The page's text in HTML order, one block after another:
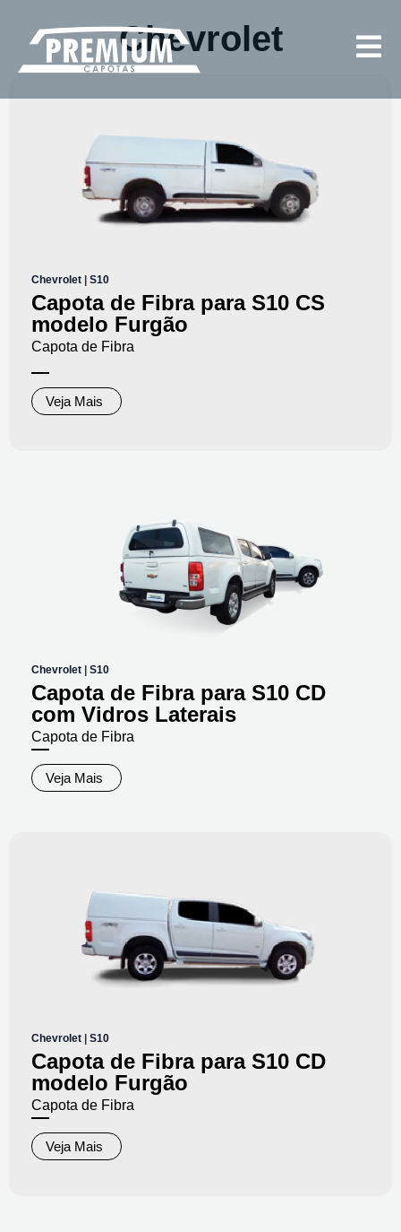
Chevrolet
Chevrolet S10
Capota de Fibra para S10 CS
modelo Furgão
Capota de Fibra
Veja Mais
Chevrolet S10
Capota de Fibra para S10 CD
com Vidros Laterais
Capota de Fibra
Veja Mais
Chevrolet | S10
Capota de Fibra para S10 CD
modelo Furgão
Capota de Fibra
Veja Mais